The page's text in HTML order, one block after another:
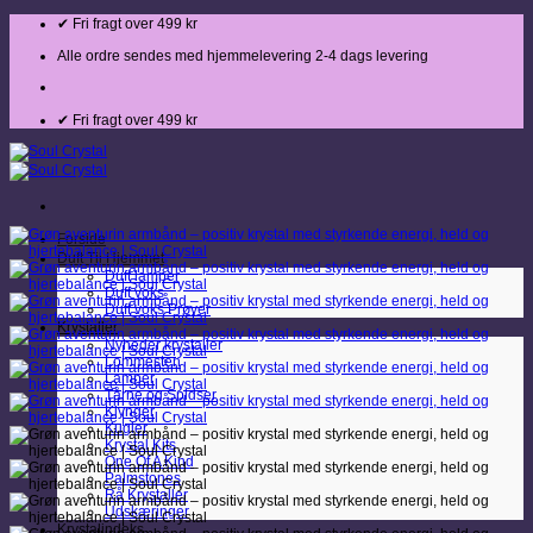
Fortsæt
indhold
✔ Fri fragt over 499 kr
Alle ordre sendes med hjemmelevering 2-4 dags levering
✔ Fri fragt over 499 kr
Forside
Duft Til Hjemmet
Duft lamper
Duft voks
Duft voks Prøver
Krystaller
Nyheder krystaller
Lommesten
Lamper
Tårne og Spidser
Klynger
Kugler
Krystal Kits
One Of A Kind
Palmstones
Rå Krystaller
Udskæringer